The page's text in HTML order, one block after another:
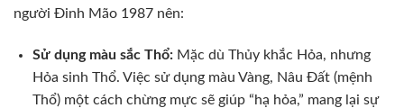
người Đinh Mão 1987 nên:
Sử dụng màu sắc Thổ:Mặc dù Thủy khắc Hỏa, nhưng
Hỏa sinh Thổ. Việc sử dụng màu Vàng, Nâu Đất (mệnh
Thổ) một cách chừng mực sẽ giúp “hạ hỏa,” mang lại sự